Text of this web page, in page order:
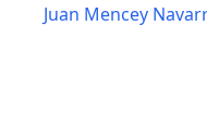
Juan Mencey